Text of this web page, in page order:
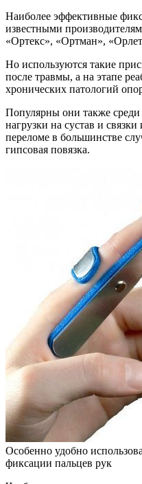
Наиболее эффективные
известными
«Ортекс», «Ортман»,
Но используются такие
после травмы, а на этапе
хронических патологий
Популярны они также
нагрузки на сустав и
переломе в большинстве
гипсовая повязка.
Особенно удобно
фиксации пальцев рук